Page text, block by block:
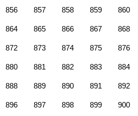
856 857 858 859 860
864 865 866 867 868
872 873 874 875 876
880 881 882 883 884
888 889 890 891 892
896 897 898 899 900